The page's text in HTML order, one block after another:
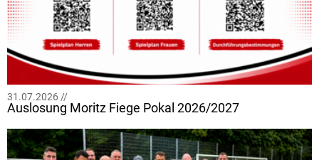
31.07.2026 //
Auslosung Moritz Fiege Pokal 2026/2027